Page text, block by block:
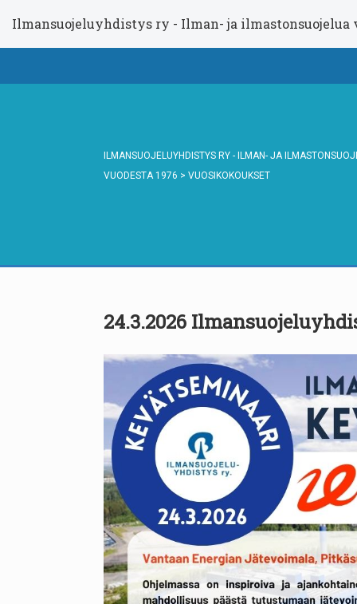
Ilmansuojeluyhdistys ry - Ilman- ja ilmastonsuojelua
ILMANSUOJELUYHDISTYS RY - ILMAN- JA
VUODESTA 1976 > VUOSIKOKOUKSET
24.3.2026